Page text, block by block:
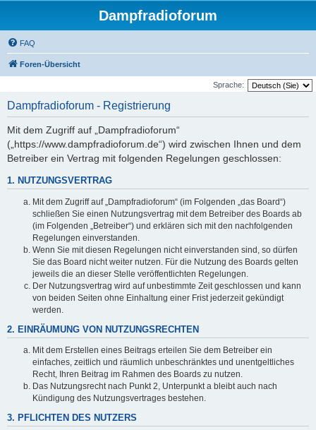
Dampfradioforum
FAQ
Foren-Übersicht
Sprache:
Dampfradioforum - Registrierung
Mit dem Zugriff auf „Dampfradioforum“
(„https://www.dampfradioforum.de“) wird zwischen Ihnen und dem
Betreiber ein Vertrag mit folgenden Regelungen geschlossen:
1. NUTZUNGSVERTRAG
Mit dem Zugriff auf „Dampfradioforum“ (im Folgenden „das Board“)
schließen Sie einen Nutzungsvertrag mit dem Betreiber des Boards ab
(im Folgenden „Betreiber“) und erklären sich mit den nachfolgenden
Regelungen einverstanden.
Wenn Sie mit diesen Regelungen nicht einverstanden sind, so dürfen
Sie das Board nicht weiter nutzen. Für die Nutzung des Boards gelten
jeweils die an dieser Stelle veröffentlichten Regelungen.
Der Nutzungsvertrag wird auf unbestimmte Zeit geschlossen und kann
von beiden Seiten ohne Einhaltung einer Frist jederzeit gekündigt
werden.
2. EINRÄUMUNG VON NUTZUNGSRECHTEN
Mit dem Erstellen eines Beitrags erteilen Sie dem Betreiber ein
einfaches, zeitlich und räumlich unbeschränktes und unentgeltliches
Recht, Ihren Beitrag im Rahmen des Boards zu nutzen.
Das Nutzungsrecht nach Punkt 2, Unterpunkt a bleibt auch nach
Kündigung des Nutzungsvertrages bestehen.
3. PFLICHTEN DES NUTZERS